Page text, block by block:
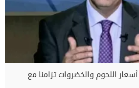
اللحوم والخضروات تزامنا مع